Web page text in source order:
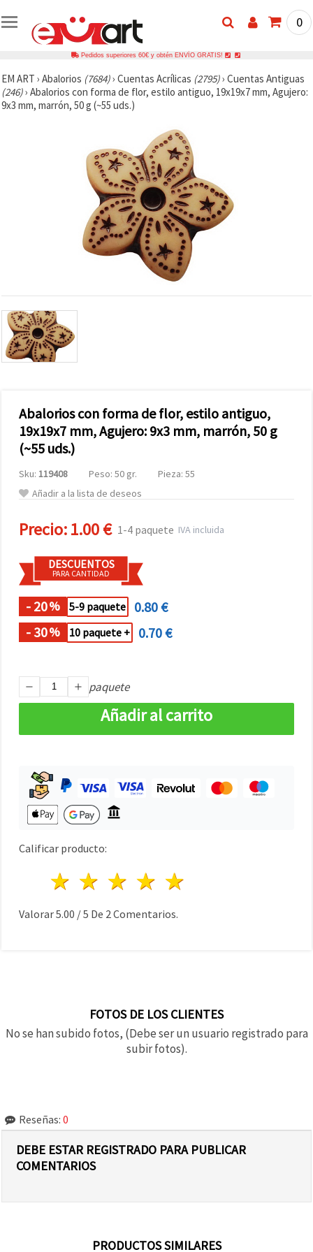
0
Pedidos superiores 60€ y obtén ENVÍO GRATIS!
EM ART › Abalorios (7684)› Cuentas Acrílicas (2795)› Cuentas Antiguas
(246)› Abalorios con forma de flor, estilo antiguo, 19x19x7 mm, Agujero:
9x3 mm, marrón, 50 g (~55 uds.)
Abalorios con forma de flor, estilo antiguo,
19x19x7 mm, Agujero: 9x3 mm, marrón, 50 g
(~55 uds.)
Sku: 119408 Peso: 50 gr.
Pieza: 55
Añadir a la lista de deseos
Precio:1.00 € 1-4 paquete IVA incluida
DESCUENTOS
PARA CANTIDAD
- 20% 5-9 paquete
0.80 €
- 30% 10 paquete + 0.70 €
paquete
Añadir al carrito
Calificar producto:
4 estrellas
3 estrellas
2 estrellas
1 estrella
Valorar5.00 /5 De 2 Comentarios.
FOTOS DE LOS CLIENTES
No se han subido fotos, (Debe ser un usuario registrado para
subir fotos).
Reseñas: 0
DEBE ESTAR REGISTRADO PARA PUBLICAR
COMENTARIOS
PRODUCTOS SIMILARES